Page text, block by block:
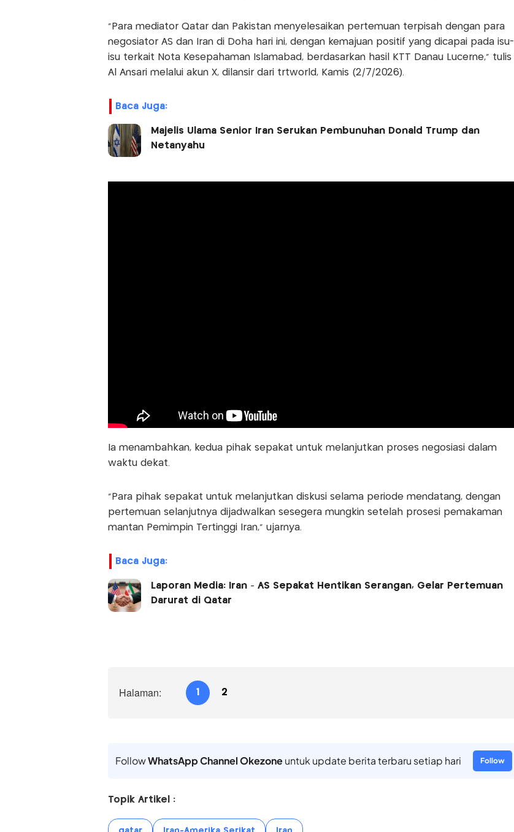
"Para mediator Qatar dan Pakistan menyelesaikan pertemuan terpisah dengan para
negosiator AS dan Iran di Doha hari ini, dengan kemajuan positif yang dicapai pada isu-
isu terkait Nota Kesepahaman Islamabad, berdasarkan hasil KTT Danau Lucerne," tulis
Al Ansari melalui akun X, dilansir dari trtworld, Kamis (2/7/2026).
Baca Juga:
Majelis Ulama Senior Iran Serukan Pembunuhan Donald Trump dan
Netanyahu
Ia menambahkan, kedua pihak sepakat untuk melanjutkan proses negosiasi dalam
waktu dekat.
"Para pihak sepakat untuk melanjutkan diskusi selama periode mendatang, dengan
pertemuan selanjutnya dijadwalkan sesegera mungkin setelah prosesi pemakaman
mantan Pemimpin Tertinggi Iran," ujarnya.
Baca Juga:
Laporan Media: Iran - AS Sepakat Hentikan Serangan, Gelar Pertemuan
Darurat di Qatar
Halaman: 1 2
FollowWhatsApp Channel Okezoneuntuk update berita terbaru setiap hari Follow
Topik Artikel :